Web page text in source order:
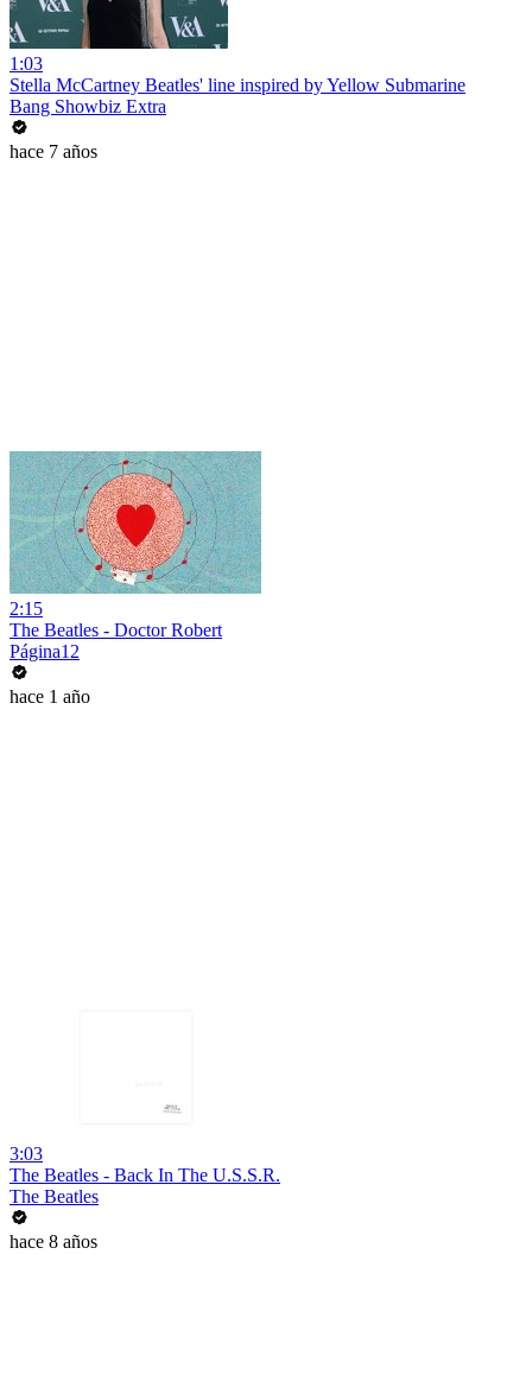
1:03
Stella McCartney Beatles' line inspired by Yellow Submarine
Bang Showbiz Extra
hace 7 años
2:15
The Beatles - Doctor Robert
Página12
hace 1 año
3:03
The Beatles - Back In The U.S.S.R.
The Beatles
hace 8 años